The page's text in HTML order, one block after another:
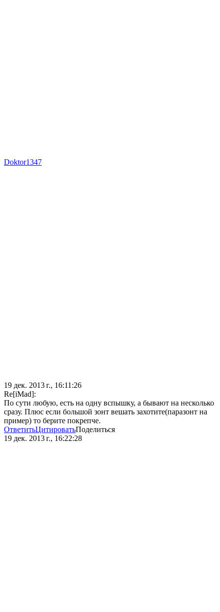
Doktor1347
19 дек. 2013 г., 16:11:26
Re[iMad]:
По сути любую, есть на одну вспышку, а бывают на несколько
сразу. Плюс если большой зонт вешать захотите(паразонт на
пример) то берите покрепче.
ОтветитьЦитироватьПоделиться
19 дек. 2013 г., 16:22:28